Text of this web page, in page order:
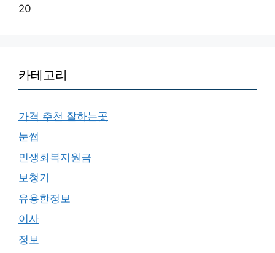
20
카테고리
가격 추천 잘하는곳
눈썹
민생회복지원금
보청기
유용한정보
이사
정보